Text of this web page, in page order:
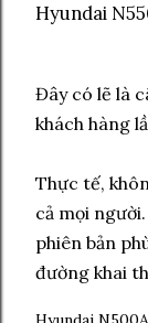
Hyundai
Đây có lẽ là
khách hàng
Thực tế,
cả mọi
phiên bản
đường khai